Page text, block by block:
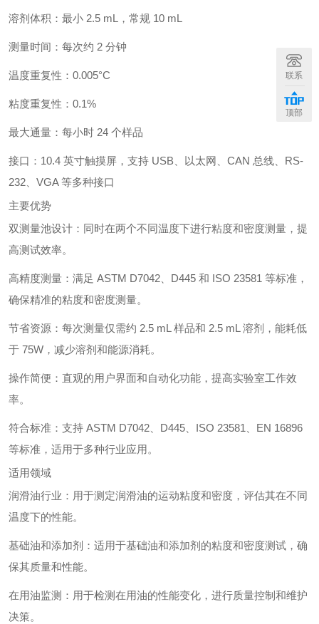
溶剂体积：最小 2.5 mL，常规 10 mL
测量时间：每次约 2 分钟
温度重复性：0.005°C
粘度重复性：0.1%
最大通量：每小时 24 个样品
接口：10.4 英寸触摸屏，支持 USB、以太网、CAN 总线、RS-
232、VGA 等多种接口
主要优势
双测量池设计：同时在两个不同温度下进行粘度和密度测量，提
高测试效率。
高精度测量：满足 ASTM D7042、D445 和 ISO 23581 等标准，
确保精准的粘度和密度测量。
节省资源：每次测量仅需约 2.5 mL 样品和 2.5 mL 溶剂，能耗低
于 75W，减少溶剂和能源消耗。
操作简便：直观的用户界面和自动化功能，提高实验室工作效
率。
符合标准：支持 ASTM D7042、D445、ISO 23581、EN 16896
等标准，适用于多种行业应用。
适用领域
润滑油行业：用于测定润滑油的运动粘度和密度，评估其在不同
温度下的性能。
基础油和添加剂：适用于基础油和添加剂的粘度和密度测试，确
保其质量和性能。
在用油监测：用于检测在用油的性能变化，进行质量控制和维护
决策。
联系
顶部